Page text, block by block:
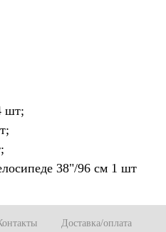
шт;
38"/96 см 1 шт
Доставка/оплата